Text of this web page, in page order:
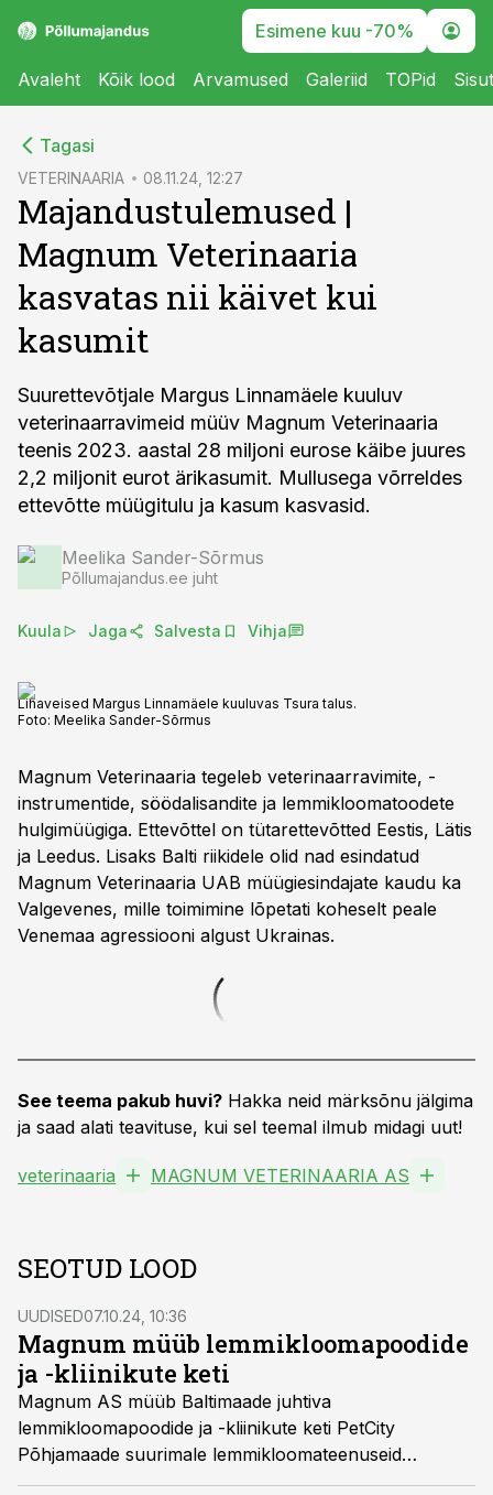
Esimene kuu -70%
Avaleht Kõik lood Arvamused Galeriid TOPid
Tagasi
VETERINAARIA 08.11.24, 12:27
Majandustulemused |
Magnum Veterinaaria
kasvatas nii käivet kui
kasumit
Suurettevõtjale Margus Linnamäele kuuluv
veterinaarravimeid müüv Magnum Veterinaaria
teenis 2023. aastal 28 miljoni eurose käibe juures
2,2 miljonit eurot ärikasumit. Mullusega võrreldes
ettevõtte müügitulu ja kasum kasvasid.
Meelika Sander-Sõrmus
Põllumajandus.ee juht
Kuula Jaga Salvesta Vihja
Lihaveised Margus Linnamäele kuuluvas Tsura talus.
Foto: Meelika Sander-Sõrmus
Magnum Veterinaaria tegeleb veterinaarravimite, -
instrumentide, söödalisandite ja lemmikloomatoodete
hulgimüügiga. Ettevõttel on tütarettevõtted Eestis, Lätis
ja Leedus. Lisaks Balti riikidele olid nad esindatud
Magnum Veterinaaria UAB müügiesindajate kaudu ka
Valgevenes, mille toimimine lõpetati koheselt peale
Venemaa agressiooni algust Ukrainas.
See teema pakub huvi? Hakka neid märksõnu jälgima
ja saad alati teavituse, kui sel teemal ilmub midagi uut!
veterinaaria MAGNUM VETERINAARIA AS
SEOTUD LOOD
UUDISED07.10.24, 10:36
Magnum müüb lemmikloomapoodide
ja -kliinikute keti
Magnum AS müüb Baltimaade juhtiva
lemmikloomapoodide ja -kliinikute keti PetCity
Põhjamaade suurimale lemmikloomateenuseid
pakkuvale korporatsioonile Musti Group Plc., mis